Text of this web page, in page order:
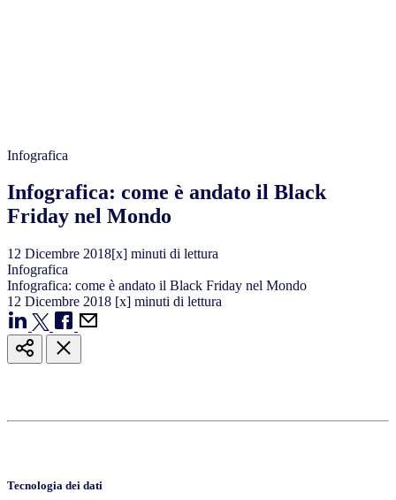
Infografica
Infografica: come è andato il Black
Friday nel Mondo
12 Dicembre 2018[x] minuti di lettura
Infografica
Infografica: come è andato il Black Friday nel Mondo
12 Dicembre 2018 [x] minuti di lettura
Tecnologia dei dati